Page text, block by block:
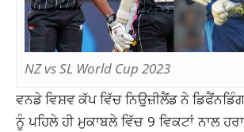
NZ vs SL World Cup 2023
ਵਨਡੇ ਵਿਸ਼ਵ ਕੱਪ ਵਿੱਚ ਨਿਉਜ਼ੀਲੈਂਡ ਨੇ
ਨੂੰ ਪਹਿਲੇ ਹੀ ਮੁਕਾਬਲੇ ਵਿੱਚ 9 ਵਿਕਟਾਂ ਨਾਲ